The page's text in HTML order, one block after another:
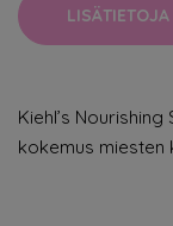
LISÄTIETOJA
Kiehl’s
kokemus miesten